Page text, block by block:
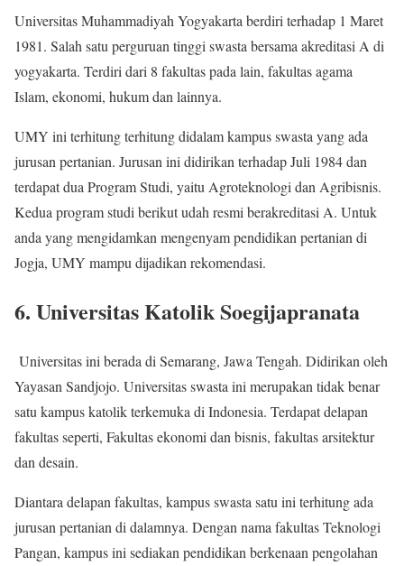
Universitas Muhammadiyah Yogyakarta berdiri terhadap 1 Maret
1981. Salah satu perguruan tinggi swasta bersama akreditasi A di
yogyakarta. Terdiri dari 8 fakultas pada lain, fakultas agama
Islam, ekonomi, hukum dan lainnya.
UMY ini terhitung terhitung didalam kampus swasta yang ada
jurusan pertanian. Jurusan ini didirikan terhadap Juli 1984 dan
terdapat dua Program Studi, yaitu Agroteknologi dan Agribisnis.
Kedua program studi berikut udah resmi berakreditasi A. Untuk
anda yang mengidamkan mengenyam pendidikan pertanian di
Jogja, UMY mampu dijadikan rekomendasi.
6. Universitas Katolik Soegijapranata
Universitas ini berada di Semarang, Jawa Tengah. Didirikan oleh
Yayasan Sandjojo. Universitas swasta ini merupakan tidak benar
satu kampus katolik terkemuka di Indonesia. Terdapat delapan
fakultas seperti, Fakultas ekonomi dan bisnis, fakultas arsitektur
dan desain.
Diantara delapan fakultas, kampus swasta satu ini terhitung ada
jurusan pertanian di dalamnya. Dengan nama fakultas Teknologi
Pangan, kampus ini sediakan pendidikan berkenaan pengolahan